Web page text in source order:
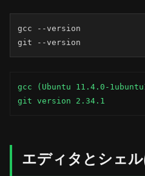
gcc --version
git --version
gcc (Ubuntu 11.4.0-
git version 2.34.1
エディタとシェ